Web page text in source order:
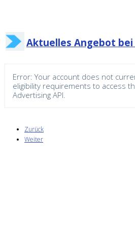
Aktuelles Angebot bei
Error: Your account does not
eligibility requirements to access
Advertising API.
Zurück
Weiter